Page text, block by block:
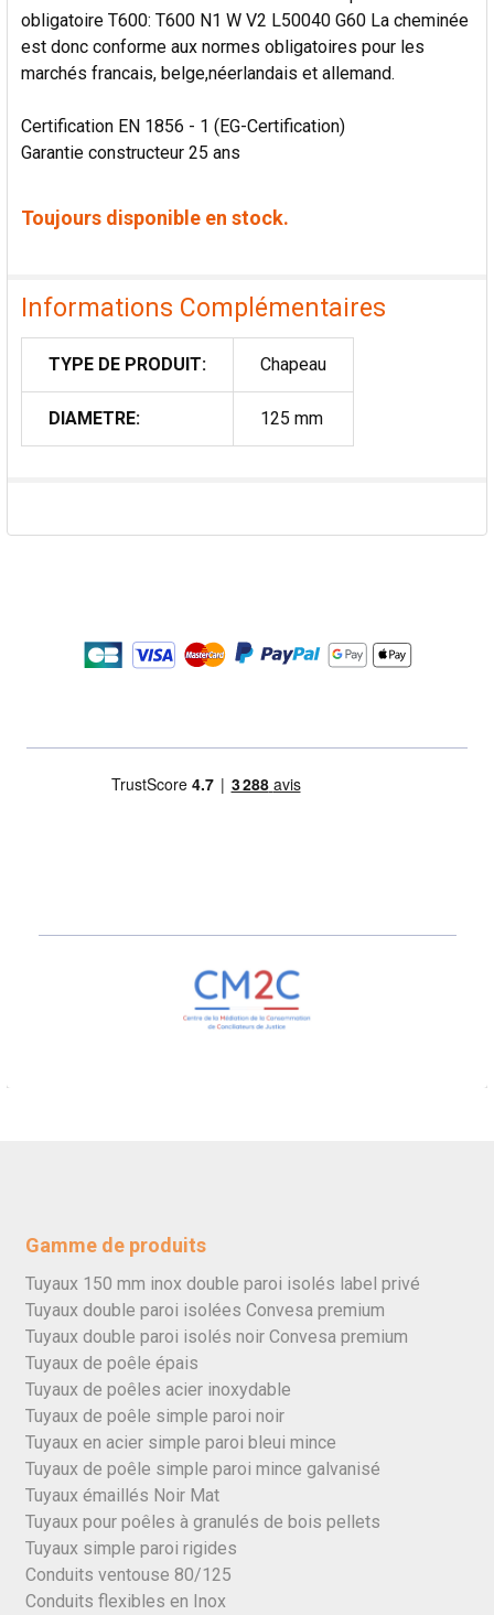
obligatoire T600: T600 N1 W V2 L50040 G60 La cheminée
est donc conforme aux normes obligatoires pour les
marchés francais, belge,néerlandais et allemand.
Certification EN 1856 - 1 (EG-Certification)
Garantie constructeur 25 ans
Toujours disponible en stock.
Informations Complémentaires
TYPE DE PRODUIT: Chapeau
DIAMETRE: 125 mm
Gamme de produits
Tuyaux 150 mm inox double paroi isolés label privé
Tuyaux double paroi isolées Convesa premium
Tuyaux double paroi isolés noir Convesa premium
Tuyaux de poêle épais
Tuyaux de poêles acier inoxydable
Tuyaux de poêle simple paroi noir
Tuyaux en acier simple paroi bleui mince
Tuyaux de poêle simple paroi mince galvanisé
Tuyaux émaillés Noir Mat
Tuyaux pour poêles à granulés de bois pellets
Tuyaux simple paroi rigides
Conduits ventouse 80/125
Conduits flexibles en Inox